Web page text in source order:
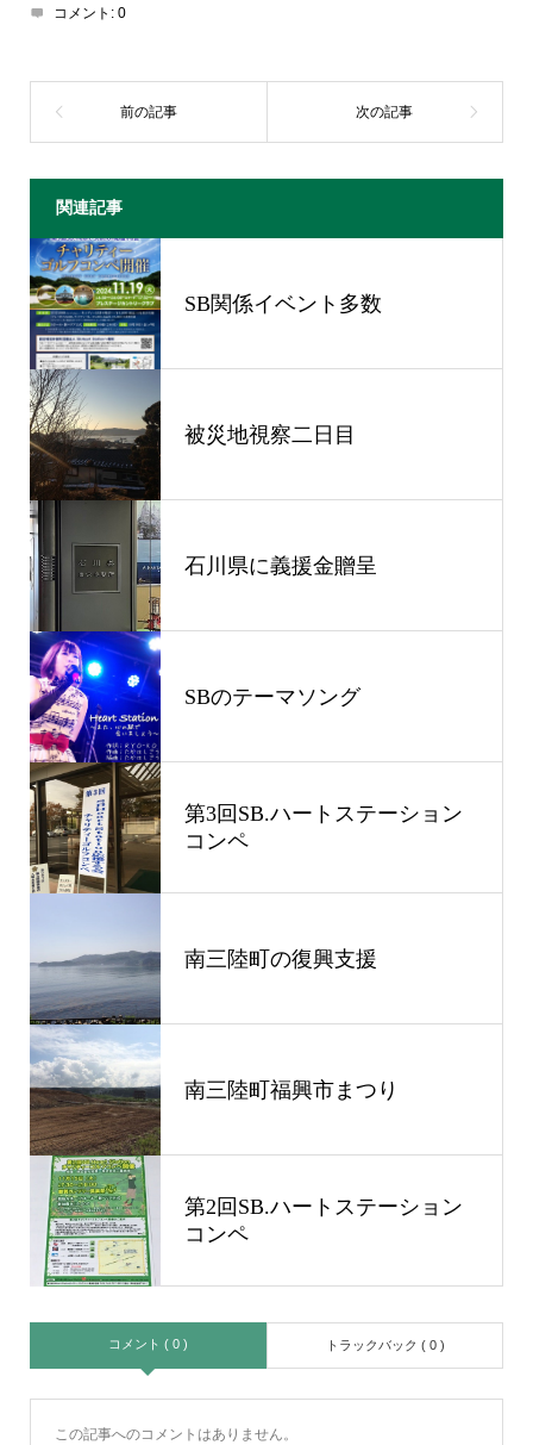
コメント: 0
関連記事
SB関係イベント多数
被災地視察二日目
石川県に義援金贈呈
SBのテーマソング
第3回SB.ハートステーション
コンペ
南三陸町の復興支援
南三陸町福興市まつり
第2回SB.ハートステーション
コンペ
コメント ( 0 ) トラックバック ( 0 )
この記事へのコメントはありません。